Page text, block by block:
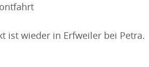
ist wieder in Erfweiler bei Petra.